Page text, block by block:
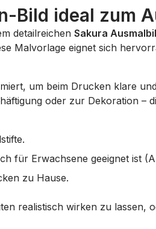
Bild ideal zum
detailreichen Sakura
Malvorlage eignet sich
um beim Drucken klare
oder zur Dekoration –
für Erwachsene geeignet ist
zu Hause.
realistisch wirken zu lassen,